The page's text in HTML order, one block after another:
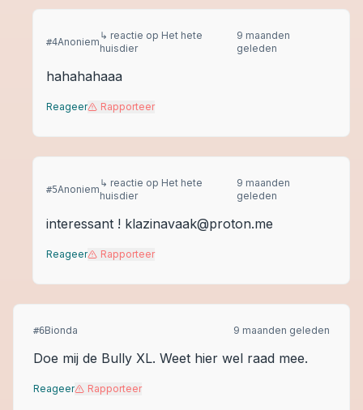
#4Anoniem
↳ reactie op Het hete
huisdier
9 maanden
geleden
hahahahaaa
Reageer Rapporteer
#5Anoniem
↳ reactie op Het hete
huisdier
9 maanden
geleden
interessant ! klazinavaak@proton.me
Reageer Rapporteer
#6Bionda 9 maanden geleden
Doe mij de Bully XL. Weet hier wel raad mee.
Reageer Rapporteer